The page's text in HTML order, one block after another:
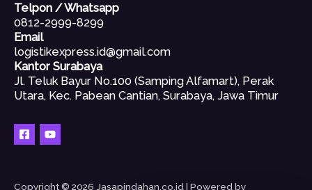
Telpon / Whatsapp
0812-2999-8299
Email
logistikexpress.id@gmail.com
Kantor Surabaya
Jl. Teluk Bayur No.100 (Samping Alfamart), Perak
Utara, Kec. Pabean Cantian, Surabaya, Jawa Timur
Copyright © 2026 Jasapindahan.co.id | Powered by